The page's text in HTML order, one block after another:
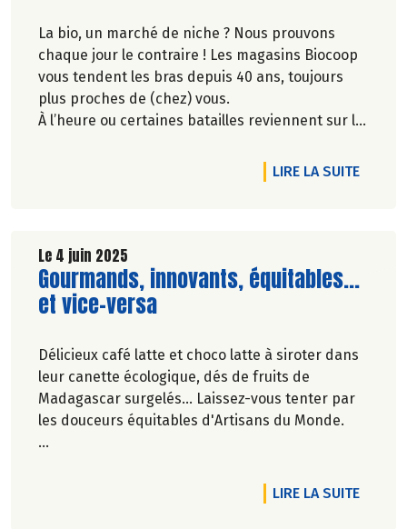
La bio, un marché de niche ? Nous prouvons
chaque jour le contraire ! Les magasins Biocoop
vous tendent les bras depuis 40 ans, toujours
plus proches de (chez) vous.
À l’heure ou certaines batailles reviennent sur le
permettent aujourd’hui de déguster facilement
le meilleur de l’alimentation biologique. Dites OUI
Découvrez notre nouveau film publicitaire qui
revient sur nos engagements de longue date
pour le plaisir de consommer autrement !
LIRE LA SUITEDE
Le 4 juin 2025
Lire la suite de l'article
Gourmands, innovants, équitables...
et vice-versa
Délicieux café latte et choco latte à siroter dans
leur canette écologique, dés de fruits de
Madagascar surgelés... Laissez-vous tenter par
les douceurs équitables d'Artisans du Monde.
LIRE LA SUITEDE